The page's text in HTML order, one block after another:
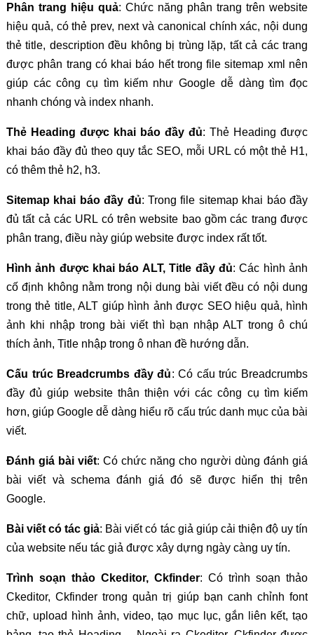
Phân trang hiệu quả: Chức năng phân trang trên website
hiệu quả, có thẻ prev, next và canonical chính xác, nội dung
thẻ title, description đều không bị trùng lặp, tất cả các trang
được phân trang có khai báo hết trong file sitemap xml nên
giúp các công cụ tìm kiếm như Google dễ dàng tìm đọc
nhanh chóng và index nhanh.
Thẻ Heading được khai báo đầy đủ: Thẻ Heading được
khai báo đầy đủ theo quy tắc SEO, mỗi URL có một thẻ H1,
có thêm thẻ h2, h3.
Sitemap khai báo đầy đủ: Trong file sitemap khai báo đầy
đủ tất cả các URL có trên website bao gồm các trang được
phân trang, điều này giúp website được index rất tốt.
Hình ảnh được khai báo ALT, Title đầy đủ: Các hình ảnh
cố định không nằm trong nội dung bài viết đều có nội dung
trong thẻ title, ALT giúp hình ảnh được SEO hiệu quả, hình
ảnh khi nhập trong bài viết thì bạn nhập ALT trong ô chú
thích ảnh, Title nhập trong ô nhan đề hướng dẫn.
Cấu trúc Breadcrumbs đầy đủ: Có cấu trúc Breadcrumbs
đầy đủ giúp website thân thiện với các công cụ tìm kiếm
hơn, giúp Google dễ dàng hiểu rõ cấu trúc danh mục của bài
viết.
Đánh giá bài viết: Có chức năng cho người dùng đánh giá
bài viết và schema đánh giá đó sẽ được hiển thị trên
Google.
Bài viết có tác giả: Bài viết có tác giả giúp cải thiện độ uy tín
của website nếu tác giả được xây dựng ngày càng uy tín.
Trình soạn thảo Ckeditor, Ckfinder: Có trình soạn thảo
Ckeditor, Ckfinder trong quản trị giúp bạn canh chỉnh font
chữ, upload hình ảnh, video, tạo mục lục, gắn liên kết, tạo